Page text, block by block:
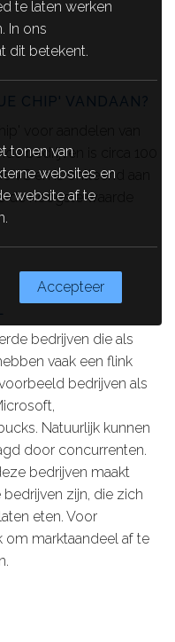
CHIP' VANDAAN?
voor aandelen van
bedrijven is circa 100
VS en is ontleend aan
de hoogste waarde
bedrijven die als
vaak een flink
bedrijven als
Natuurlijk kunnen
door concurrenten.
bedrijven maakt
zijn, die zich
eten. Voor
om marktaandeel af te
te laten werken
In ons
dit betekent.
tonen van
websites en
website af te
Accepteer